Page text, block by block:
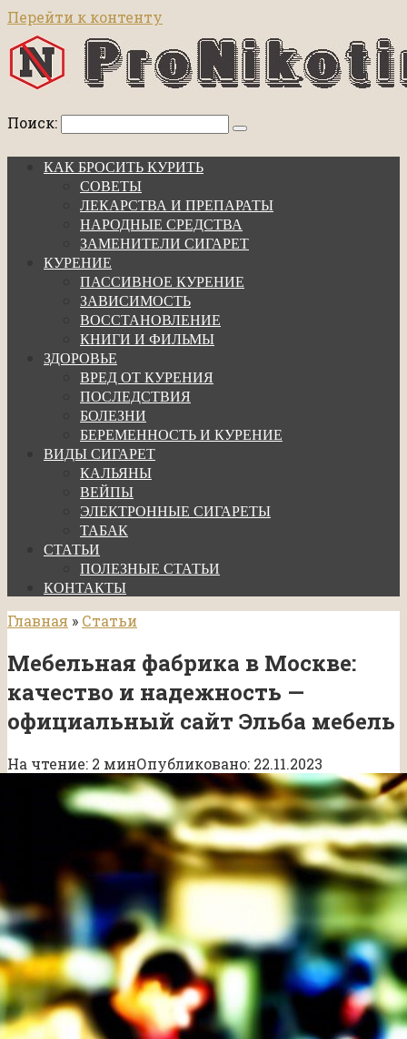
Перейти к контенту
Поиск:
КАК БРОСИТЬ КУРИТЬ
СОВЕТЫ
ЛЕКАРСТВА И ПРЕПАРАТЫ
НАРОДНЫЕ СРЕДСТВА
ЗАМЕНИТЕЛИ СИГАРЕТ
КУРЕНИЕ
ПАССИВНОЕ КУРЕНИЕ
ЗАВИСИМОСТЬ
ВОССТАНОВЛЕНИЕ
КНИГИ И ФИЛЬМЫ
ЗДОРОВЬЕ
ВРЕД ОТ КУРЕНИЯ
ПОСЛЕДСТВИЯ
БОЛЕЗНИ
БЕРЕМЕННОСТЬ И КУРЕНИЕ
ВИДЫ СИГАРЕТ
КАЛЬЯНЫ
ВЕЙПЫ
ЭЛЕКТРОННЫЕ СИГАРЕТЫ
ТАБАК
СТАТЬИ
ПОЛЕЗНЫЕ СТАТЬИ
КОНТАКТЫ
Главная » Статьи
Мебельная фабрика в Москве:
качество и надежность —
официальный сайт Эльба мебель
На чтение: 2 минОпубликовано: 22.11.2023